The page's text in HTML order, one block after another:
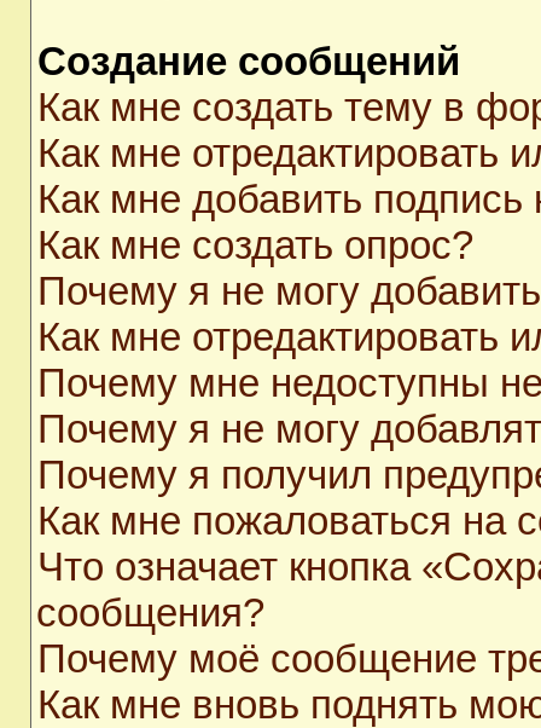
Создание сообщений
Как мне создать тему в
Как мне отредактировать
Как мне добавить
Как мне создать опрос?
Почему я не могу
Как мне отредактировать
Почему мне недоступны
Почему я не могу
Почему я получил
Как мне пожаловаться на
Что означает кнопка
сообщения?
Почему моё сообщение
Как мне вновь поднять